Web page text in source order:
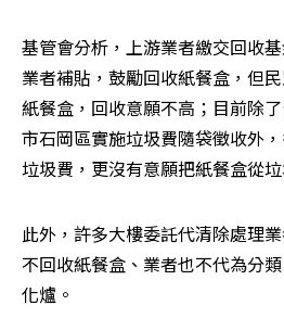
基管會分析，上游業者繳交回收
業者補貼，鼓勵回收紙餐盒，但
紙餐盒，回收意願不高；目前除
市石岡區實施垃圾費隨袋徵收外
垃圾費，更沒有意願把紙餐盒從
此外，許多大樓委託代清除處理
不回收紙餐盒、業者也不代為分
化爐。